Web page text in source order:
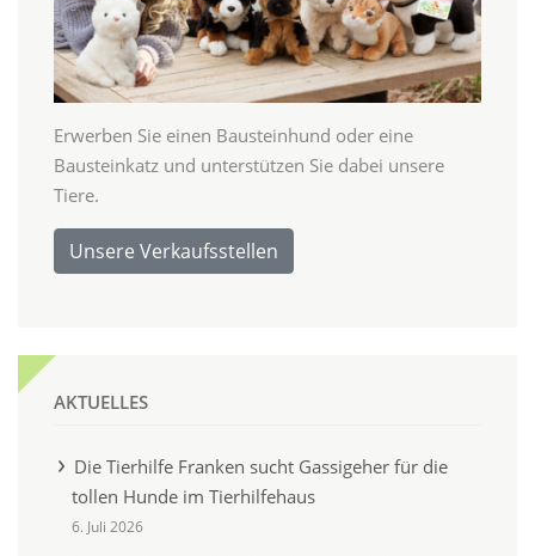
Erwerben Sie einen Bausteinhund oder eine
Bausteinkatz und unterstützen Sie dabei unsere
Tiere.
Unsere Verkaufsstellen
AKTUELLES
Die Tierhilfe Franken sucht Gassigeher für die
tollen Hunde im Tierhilfehaus
6. Juli 2026